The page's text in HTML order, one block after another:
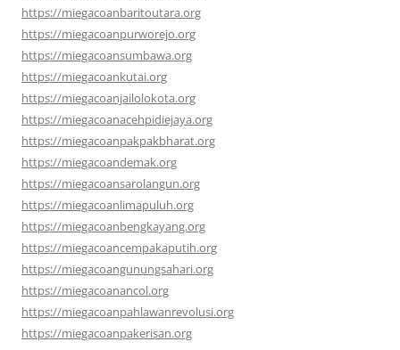
https://miegacoanbaritoutara.org
https://miegacoanpurworejo.org
https://miegacoansumbawa.org
https://miegacoankutai.org
https://miegacoanjailolokota.org
https://miegacoanacehpidiejaya.org
https://miegacoanpakpakbharat.org
https://miegacoandemak.org
https://miegacoansarolangun.org
https://miegacoanlimapuluh.org
https://miegacoanbengkayang.org
https://miegacoancempakaputih.org
https://miegacoangunungsahari.org
https://miegacoanancol.org
https://miegacoanpahlawanrevolusi.org
https://miegacoanpakerisan.org